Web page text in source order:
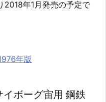
2018年1月発売の予定で
年版
ボーグ宙用 鋼鉄